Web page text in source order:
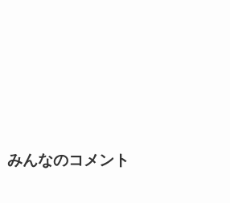
みんなのコメント